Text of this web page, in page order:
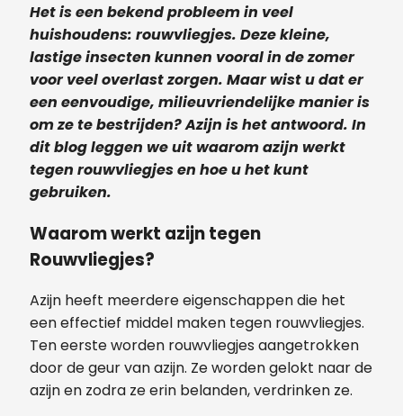
Het is een bekend probleem in veel
huishoudens: rouwvliegjes. Deze kleine,
lastige insecten kunnen vooral in de zomer
voor veel overlast zorgen. Maar wist u dat er
een eenvoudige, milieuvriendelijke manier is
om ze te bestrijden? Azijn is het antwoord. In
dit blog leggen we uit waarom azijn werkt
tegen rouwvliegjes en hoe u het kunt
gebruiken.
Waarom werkt azijn tegen
Rouwvliegjes?
Azijn heeft meerdere eigenschappen die het
een effectief middel maken tegen rouwvliegjes.
Ten eerste worden rouwvliegjes aangetrokken
door de geur van azijn. Ze worden gelokt naar de
azijn en zodra ze erin belanden, verdrinken ze.